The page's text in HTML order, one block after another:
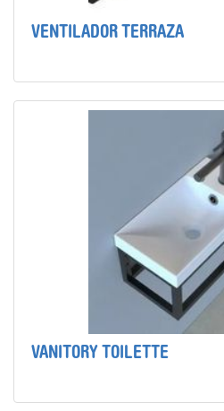
VENTILADOR TERRAZA
VANITORY TOILETTE